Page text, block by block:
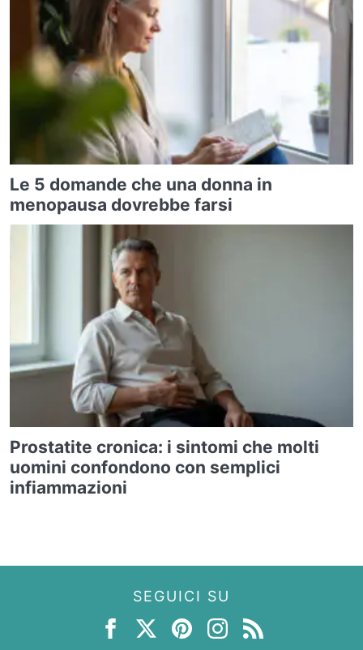
Le 5 domande che una donna in
menopausa dovrebbe farsi
Prostatite cronica: i sintomi che molti
uomini confondono con semplici
infiammazioni
SEGUICI SU